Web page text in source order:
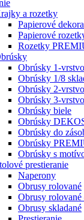
a rozetky
Papierové
Papierové
Rozetky
Obrúsky 1-
Obrúsky 1/8
Obrúsky 2-
Obrúsky 3-
Obrúsky biele
Obrúsky
Obrúsky do
Obrúsky
Obrúsky s
prestieranie
Naperony
Obrusy rolované
Obrusy
Obrusy skladané